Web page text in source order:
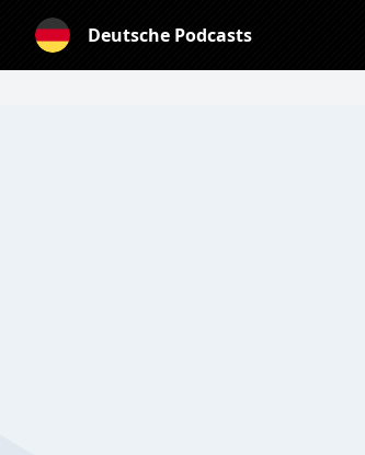
Deutsche Podcasts